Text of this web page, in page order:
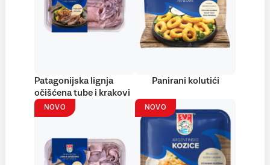
Patagonijska lignja
očišćena tube i krakovi
Panirani kolutići
NOVO NOVO